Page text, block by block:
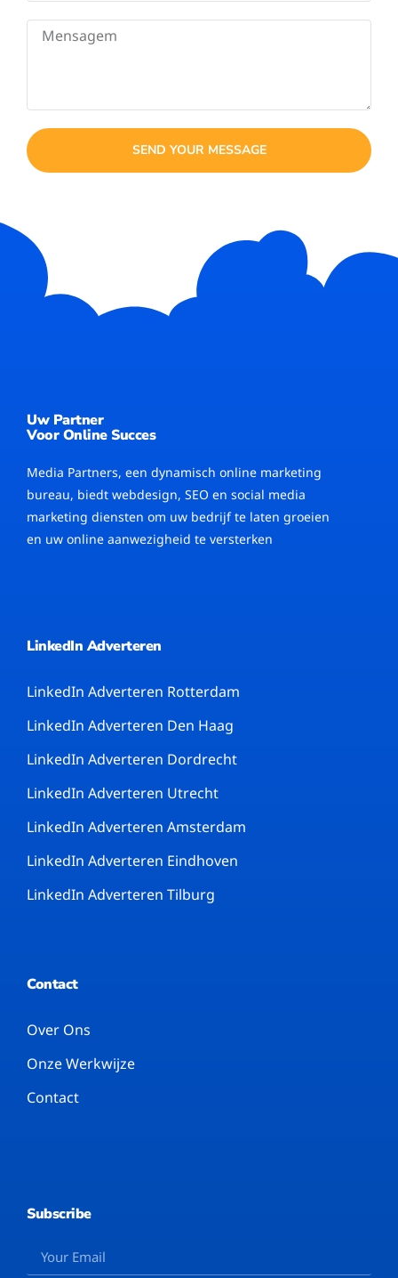
SEND YOUR MESSAGE
Uw Partner
Voor Online Succes
Media Partners, een dynamisch online marketing
bureau, biedt webdesign, SEO en social media
marketing diensten om uw bedrijf te laten groeien
en uw online aanwezigheid te versterken
LinkedIn Adverteren
LinkedIn Adverteren Rotterdam
LinkedIn Adverteren Den Haag
LinkedIn Adverteren Dordrecht
LinkedIn Adverteren Utrecht
LinkedIn Adverteren Amsterdam
LinkedIn Adverteren Eindhoven
LinkedIn Adverteren Tilburg
Contact
Over Ons
Onze Werkwijze
Contact
Subscribe